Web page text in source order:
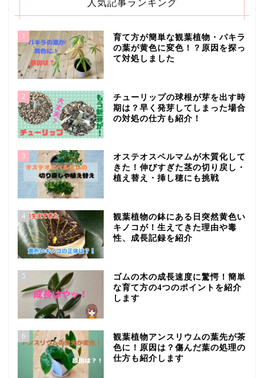
人気記事ランキング
1
育て方が簡単な観葉植物・パキラ
の葉が黄色に変色！？原因を探っ
て対処しました
2
チューリップの球根が芽を出す時
期は？早く発芽してしまった場合
の対処の仕方も紹介！
3
オステオスペルマムが木質化して
きた！伸びすぎた茎の切り戻し・
植え替え・挿し穂にも挑戦
4
観葉植物の鉢にある日突然黄色い
キノコが！生えてきた理由や毒
性、成長記録を紹介
5
ゴムの木の成長速度に驚愕！簡単
な育て方の4つのポイントを紹介
します
6
観葉植物アンスリウムの葉先が茶
色に！原因は？傷んだ葉の処理の
仕方も紹介します